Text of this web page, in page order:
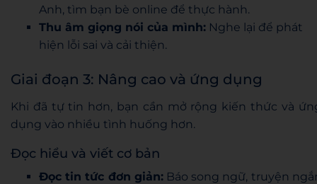
Anh, tìm bạn bè online để thực hành.
Thu âm giọng nói của mình: Nghe lại để phát
hiện lỗi sai và cải thiện.
Giai đoạn 3: Nâng cao và ứng dụng
Khi đã tự tin hơn, bạn cần mở rộng kiến thức và
dụng vào nhiều tình huống hơn.
Đọc hiểu và viết cơ bản
Đọc tin tức đơn giản:Báo song ngữ, truyện